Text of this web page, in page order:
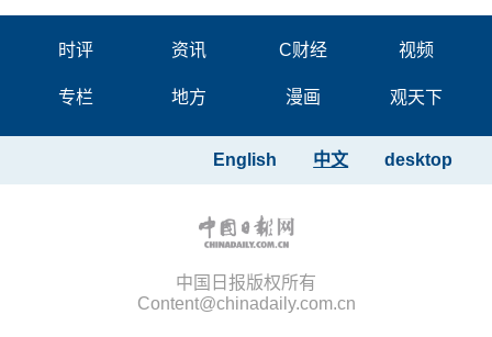
时评 资讯 C财经 视频
专栏 地方 漫画 观天下
desktop
中文
English
中国日报版权所有
Content@chinadaily.com.cn